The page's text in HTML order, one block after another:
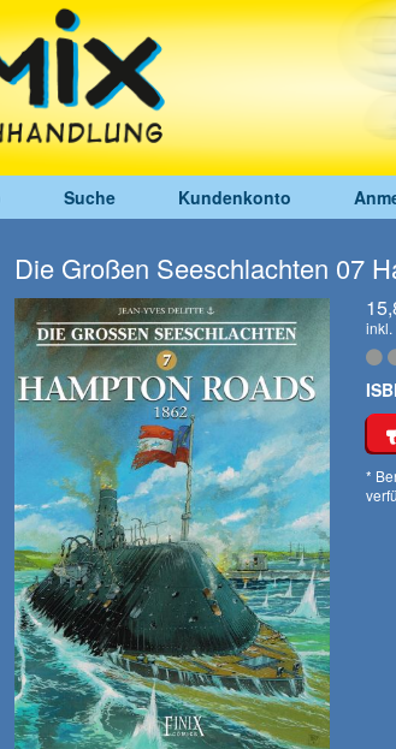
Suche Kundenkonto
Die Großen Seeschlachten 07
inkl.
*